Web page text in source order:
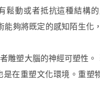
動或者抵抗這種結構
夠將既定的感知陌生化
雕塑大腦的神經可塑性
在重塑文化環境。重